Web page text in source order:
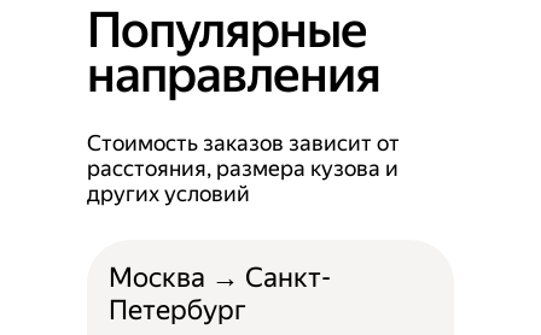
Популярные
направления
Стоимость заказов зависит от
расстояния, размера кузова и
других условий
Москва → Санкт-
Петербург